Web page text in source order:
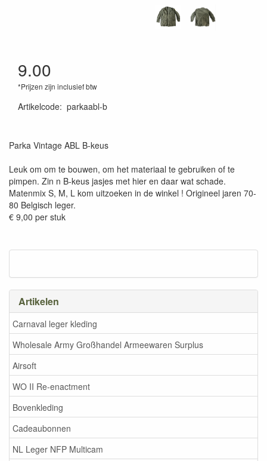
Artikelen
Carnaval leger kleding
Wholesale Army Großhandel Armeewaren Surplus
Airsoft
WO II Re-enactment
Bovenkleding
Cadeaubonnen
NL Leger NFP Multicam
9.00
*Prijzen zijn inclusief btw
Artikelcode: parkaabl-b
Parka Vintage ABL B-keus
Leuk om om te bouwen, om het materiaal te gebruiken of te
pimpen. Zin n B-keus jasjes met hier en daar wat schade.
Matenmix S, M, L kom uitzoeken in de winkel ! Origineel jaren 70-
80 Belgisch leger.
€ 9,00 per stuk